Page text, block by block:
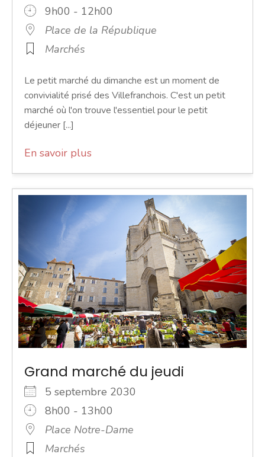
9h00 - 12h00
Place de la République
Marchés
Le petit marché du dimanche est un moment de
convivialité prisé des Villefranchois. C'est un petit
marché où l'on trouve l'essentiel pour le petit
déjeuner [...]
En savoir plus
Grand marché du jeudi
5 septembre 2030
8h00 - 13h00
Place Notre-Dame
Marchés